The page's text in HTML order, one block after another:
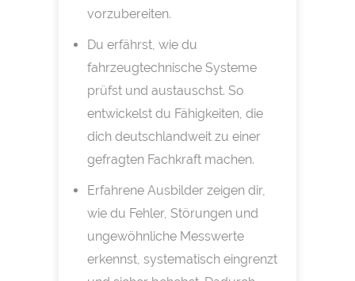
vorzubereiten.
Du erfährst, wie du
fahrzeugtechnische Systeme
prüfst und austauschst. So
entwickelst du Fähigkeiten, die
dich deutschlandweit zu einer
gefragten Fachkraft machen.
Erfahrene Ausbilder zeigen dir,
wie du Fehler, Störungen und
ungewöhnliche Messwerte
erkennst, systematisch eingrenzt